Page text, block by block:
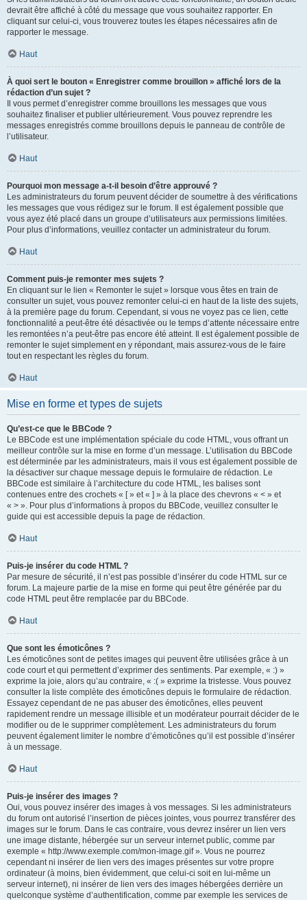
devrait être affiché à côté du message que vous souhaitez rapporter. En
cliquant sur celui-ci, vous trouverez toutes les étapes nécessaires afin de
rapporter le message.
Haut
À quoi sert le bouton « Enregistrer comme brouillon » affiché lors de la
rédaction d’un sujet ?
Il vous permet d’enregistrer comme brouillons les messages que vous
souhaitez finaliser et publier ultérieurement. Vous pouvez reprendre les
messages enregistrés comme brouillons depuis le panneau de contrôle de
l’utilisateur.
Haut
Pourquoi mon message a-t-il besoin d’être approuvé ?
Les administrateurs du forum peuvent décider de soumettre à des vérifications
les messages que vous rédigez sur le forum. Il est également possible que
vous ayez été placé dans un groupe d’utilisateurs aux permissions limitées.
Pour plus d’informations, veuillez contacter un administrateur du forum.
Haut
Comment puis-je remonter mes sujets ?
En cliquant sur le lien « Remonter le sujet » lorsque vous êtes en train de
consulter un sujet, vous pouvez remonter celui-ci en haut de la liste des sujets,
à la première page du forum. Cependant, si vous ne voyez pas ce lien, cette
fonctionnalité a peut-être été désactivée ou le temps d’attente nécessaire entre
les remontées n’a peut-être pas encore été atteint. Il est également possible de
remonter le sujet simplement en y répondant, mais assurez-vous de le faire
tout en respectant les règles du forum.
Haut
Mise en forme et types de sujets
Qu’est-ce que le BBCode ?
Le BBCode est une implémentation spéciale du code HTML, vous offrant un
meilleur contrôle sur la mise en forme d’un message. L’utilisation du BBCode
est déterminée par les administrateurs, mais il vous est également possible de
la désactiver sur chaque message depuis le formulaire de rédaction. Le
BBCode est similaire à l’architecture du code HTML, les balises sont
contenues entre des crochets « [ » et « ] » à la place des chevrons « < » et
« > ». Pour plus d’informations à propos du BBCode, veuillez consulter le
guide qui est accessible depuis la page de rédaction.
Haut
Puis-je insérer du code HTML ?
Par mesure de sécurité, il n’est pas possible d’insérer du code HTML sur ce
forum. La majeure partie de la mise en forme qui peut être générée par du
code HTML peut être remplacée par du BBCode.
Haut
Que sont les émoticônes ?
Les émoticônes sont de petites images qui peuvent être utilisées grâce à un
code court et qui permettent d’exprimer des sentiments. Par exemple, « :) »
exprime la joie, alors qu’au contraire, « :( » exprime la tristesse. Vous pouvez
consulter la liste complète des émoticônes depuis le formulaire de rédaction.
Essayez cependant de ne pas abuser des émoticônes, elles peuvent
rapidement rendre un message illisible et un modérateur pourrait décider de le
modifier ou de le supprimer complètement. Les administrateurs du forum
peuvent également limiter le nombre d’émoticônes qu’il est possible d’insérer
à un message.
Haut
Puis-je insérer des images ?
Oui, vous pouvez insérer des images à vos messages. Si les administrateurs
du forum ont autorisé l’insertion de pièces jointes, vous pourrez transférer des
images sur le forum. Dans le cas contraire, vous devrez insérer un lien vers
une image distante, hébergée sur un serveur internet public, comme par
exemple « http://www.exemple.com/mon-image.gif ». Vous ne pourrez
cependant ni insérer de lien vers des images présentes sur votre propre
ordinateur (à moins, bien évidemment, que celui-ci soit en lui-même un
serveur internet), ni insérer de lien vers des images hébergées derrière un
quelconque système d’authentification, comme par exemple les services de